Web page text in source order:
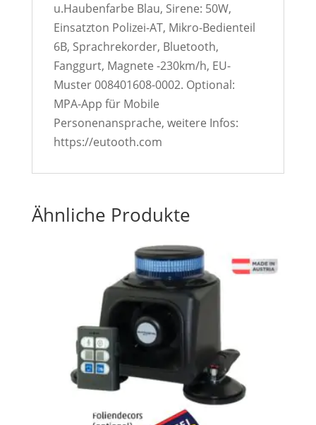
u.Haubenfarbe Blau, Sirene: 50W,
Einsatzton Polizei-AT, Mikro-Bedienteil
6B, Sprachrekorder, Bluetooth,
Fanggurt, Magnete -230km/h, EU-
Muster 008401608-0002. Optional:
MPA-App für Mobile
Personenansprache, weitere Infos:
https://eutooth.com
Ähnliche Produkte